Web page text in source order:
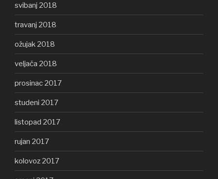
svibanj 2018
travanj 2018
ožujak 2018
veljača 2018
prosinac 2017
studeni 2017
listopad 2017
rujan 2017
kolovoz 2017